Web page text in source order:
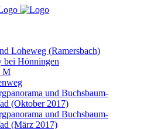
Loheweg (Ramersbach)
bei Hönningen
M
und Buchsbaum-
(Oktober 2017)
und Buchsbaum-
(März 2017)